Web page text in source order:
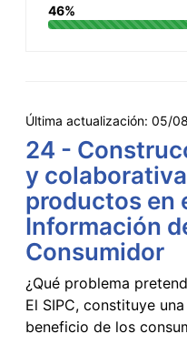
46%
Última actualización: 05/
24 -
y
productos en
Información
Consumidor
¿Qué problema
El SIPC, constituye
beneficio de los